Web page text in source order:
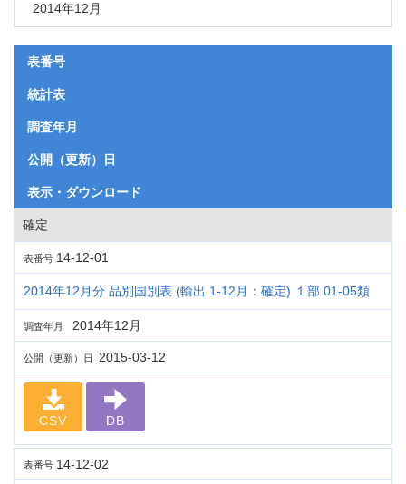
2014年12月
表番号
統計表
調査年月
公開（更新）日
表示・ダウンロード
確定
表番号 14-12-01
2014年12月分 品別国別表 (輸出 1-12月：確定) １部 01-05類
調査年月 2014年12月
公開（更新）日 2015-03-12
CSV DB
表番号 14-12-02